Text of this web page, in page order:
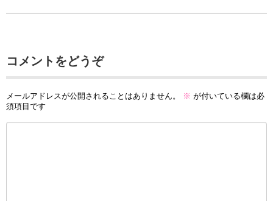
コメントをどうぞ
メールアドレスが公開されることはありません。 ※ が付いている欄は必
須項目です